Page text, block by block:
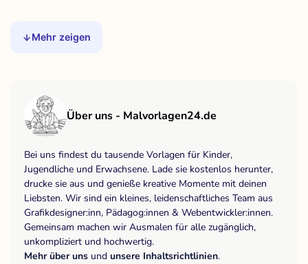
Mehr zeigen
Über uns - Malvorlagen24.de
Bei uns findest du tausende Vorlagen für Kinder,
Jugendliche und Erwachsene. Lade sie kostenlos herunter,
drucke sie aus und genieße kreative Momente mit deinen
Liebsten. Wir sind ein kleines, leidenschaftliches Team aus
Grafikdesigner:inn, Pädagog:innen & Webentwickler:innen.
Gemeinsam machen wir Ausmalen für alle zugänglich,
unkompliziert und hochwertig.
Mehr über uns und unsere Inhaltsrichtlinien.